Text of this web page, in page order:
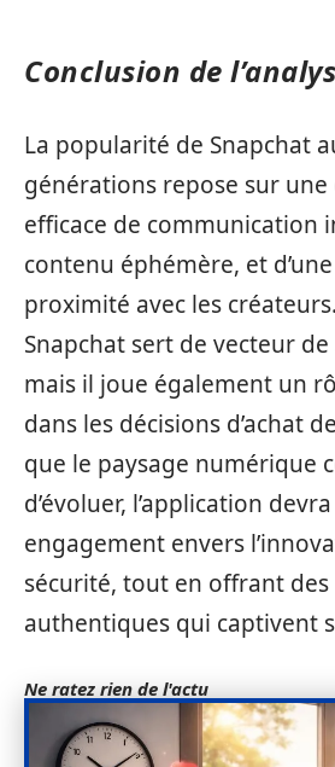
Conclusion de
La popularité de Snapchat
générations repose sur
efficace de communication
contenu éphémère, et
proximité avec les
Snapchat sert de vecteur de
mais il joue également un
dans les décisions d’achat
que le paysage numérique
d’évoluer, l’application
engagement envers
sécurité, tout en offrant des
authentiques qui captivent
Ne ratez rien de l'actu